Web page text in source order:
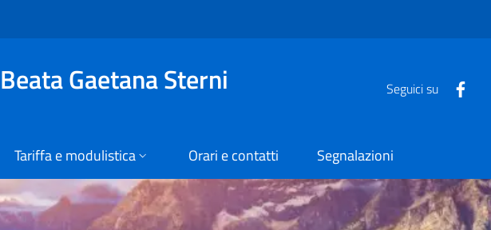
Gaetana Sterni Seguici su
Tariffa e modulistica Orari e contatti Segnalazioni